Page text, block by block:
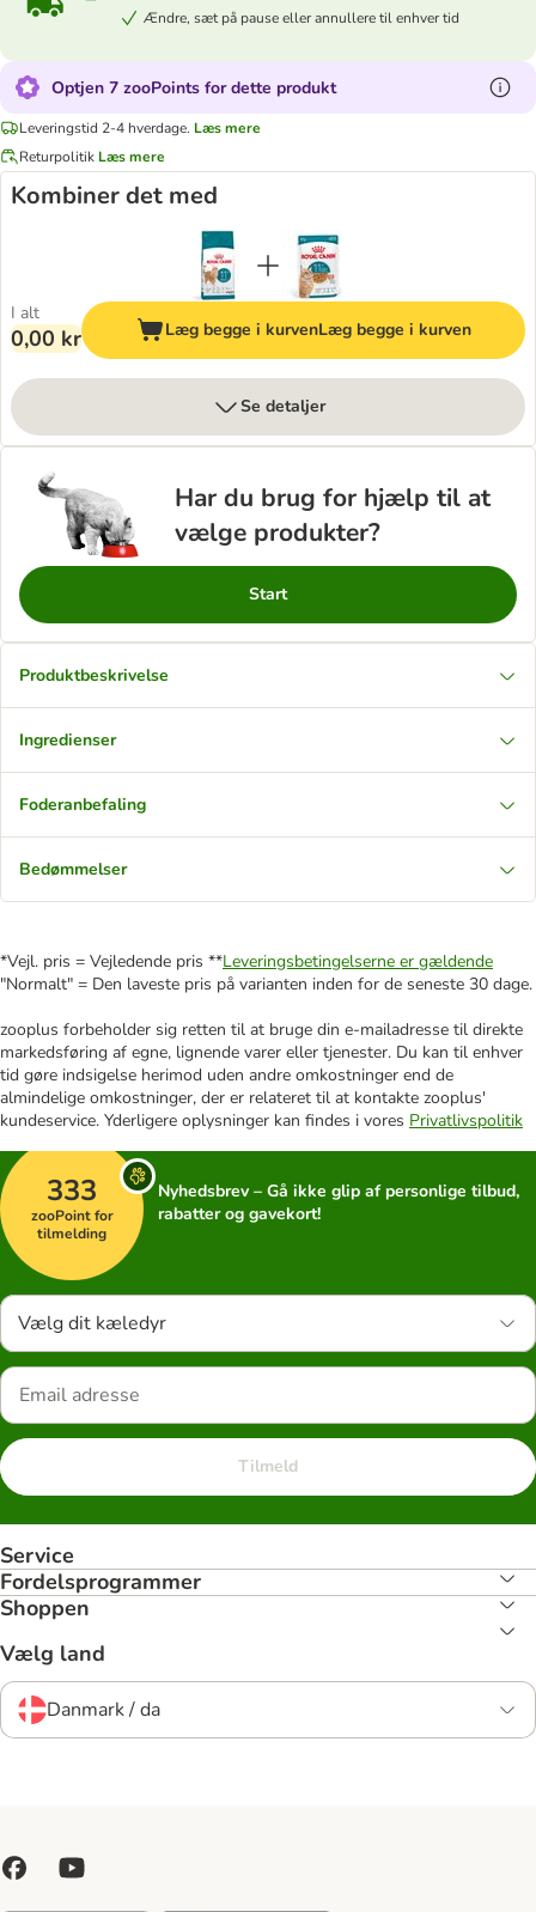
Ændre, sæt på pause eller annullere til enhver tid
Optjen 7 zooPoints for dette produkt
Leveringstid 2-4 hverdage. Læs mere
Returpolitik Læs mere
Kombiner det med
I alt
0,00 kr Læg begge i kurvenLæg begge i kurven
Se detaljer
Har du brug for hjælp til at
vælge produkter?
Start
Produktbeskrivelse
Ingredienser
Foderanbefaling
Bedømmelser
*Vejl. pris = Vejledende pris **Leveringsbetingelserne er gældende
"Normalt" = Den laveste pris på varianten inden for de seneste 30 dage.
zooplus forbeholder sig retten til at bruge din e-mailadresse til direkte
markedsføring af egne, lignende varer eller tjenester. Du kan til enhver
tid gøre indsigelse herimod uden andre omkostninger end de
almindelige omkostninger, der er relateret til at kontakte zooplus'
kundeservice. Yderligere oplysninger kan findes i vores Privatlivspolitik
333
zooPoint for
tilmelding
Nyhedsbrev – Gå ikke glip af personlige tilbud,
rabatter og gavekort!
Vælg dit kæledyr
Tilmeld
Service
Fordelsprogrammer
Shoppen
Vælg land
Danmark / da